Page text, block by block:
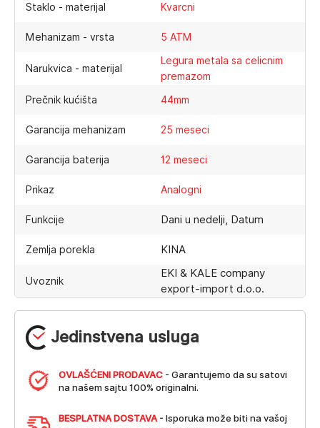
Jedinstvena usluga
OVLAŠĆENI PRODAVAC - Garantujemo da su satovi
na našem sajtu 100% originalni.
BESPLATNA DOSTAVA - Isporuka može biti na vašoj
Staklo - materijal Kvarcni
Mehanizam - vrsta 5 ATM
Narukvica - materijal
Legura metala sa celicnim
premazom
Prečnik kućišta 44mm
Garancija mehanizam 25 meseci
Garancija baterija 12 meseci
Prikaz Analogni
Funkcije Dani u nedelji, Datum
Zemlja porekla KINA
Uvoznik
EKI & KALE company
export-import d.o.o.